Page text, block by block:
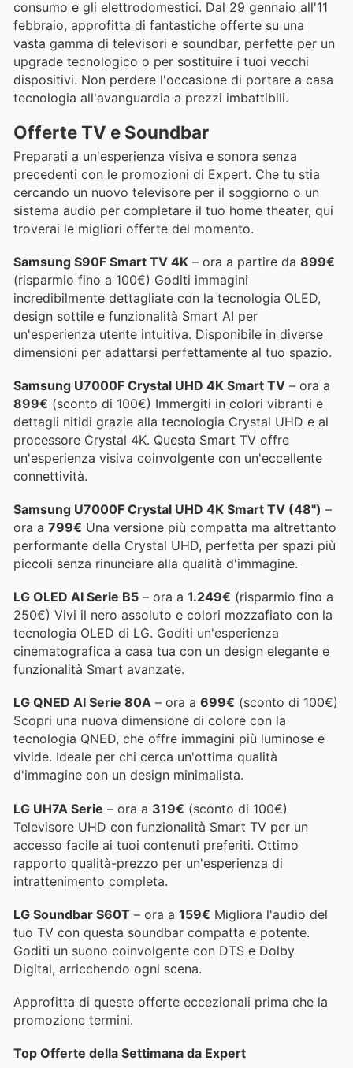
consumo e gli elettrodomestici. Dal 29 gennaio all'11
febbraio, approfitta di fantastiche offerte su una
vasta gamma di televisori e soundbar, perfette per un
upgrade tecnologico o per sostituire i tuoi vecchi
dispositivi. Non perdere l'occasione di portare a casa
tecnologia all'avanguardia a prezzi imbattibili.
Offerte TV e Soundbar
Preparati a un'esperienza visiva e sonora senza
precedenti con le promozioni di Expert. Che tu stia
cercando un nuovo televisore per il soggiorno o un
sistema audio per completare il tuo home theater, qui
troverai le migliori offerte del momento.
Samsung S90F Smart TV 4K – ora a partire da 899€
(risparmio fino a 100€) Goditi immagini
incredibilmente dettagliate con la tecnologia OLED,
design sottile e funzionalità Smart AI per
un'esperienza utente intuitiva. Disponibile in diverse
dimensioni per adattarsi perfettamente al tuo spazio.
Samsung U7000F Crystal UHD 4K Smart TV – ora a
899€ (sconto di 100€) Immergiti in colori vibranti e
dettagli nitidi grazie alla tecnologia Crystal UHD e al
processore Crystal 4K. Questa Smart TV offre
un'esperienza visiva coinvolgente con un'eccellente
connettività.
Samsung U7000F Crystal UHD 4K Smart TV (48") –
ora a 799€ Una versione più compatta ma altrettanto
performante della Crystal UHD, perfetta per spazi più
piccoli senza rinunciare alla qualità d'immagine.
LG OLED AI Serie B5 – ora a 1.249€ (risparmio fino a
250€) Vivi il nero assoluto e colori mozzafiato con la
tecnologia OLED di LG. Goditi un'esperienza
cinematografica a casa tua con un design elegante e
funzionalità Smart avanzate.
LG QNED AI Serie 80A – ora a 699€ (sconto di 100€)
Scopri una nuova dimensione di colore con la
tecnologia QNED, che offre immagini più luminose e
vivide. Ideale per chi cerca un'ottima qualità
d'immagine con un design minimalista.
LG UH7A Serie – ora a 319€ (sconto di 100€)
Televisore UHD con funzionalità Smart TV per un
accesso facile ai tuoi contenuti preferiti. Ottimo
rapporto qualità-prezzo per un'esperienza di
intrattenimento completa.
LG Soundbar S60T – ora a 159€ Migliora l'audio del
tuo TV con questa soundbar compatta e potente.
Goditi un suono coinvolgente con DTS e Dolby
Digital, arricchendo ogni scena.
Approfitta di queste offerte eccezionali prima che la
promozione termini.
Top Offerte della Settimana da Expert